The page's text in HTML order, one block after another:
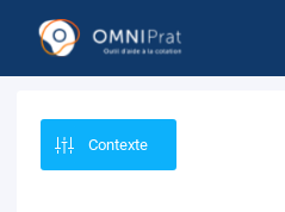
Contexte